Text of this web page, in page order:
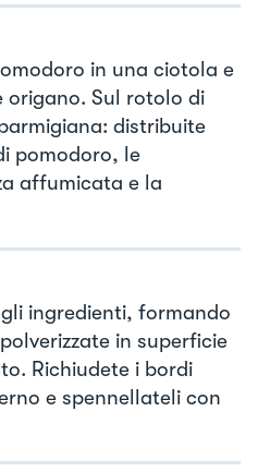
in una ciotola e
origano. Sul rotolo di
distribuite
pomodoro, le
affumicata e la
ingredienti, formando
in superficie
Richiudete i bordi
e spennellateli con